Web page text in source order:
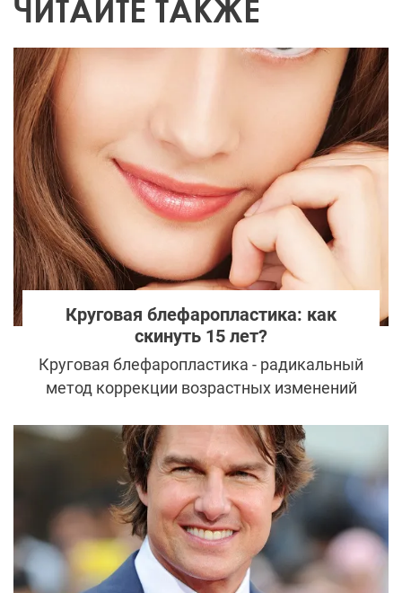
ЧИТАЙТЕ ТАКЖЕ
Круговая блефаропластика: как
скинуть 15 лет?
Круговая блефаропластика - радикальный
метод коррекции возрастных изменений
операции также устраняются дефекты,
связанные с врожденными особенностями
строения лица. Пластика проводится
одновременно на верхнем и нижнем веке,
что решает проблемы в комплексе и
позволяет добиваться отличного
результата.